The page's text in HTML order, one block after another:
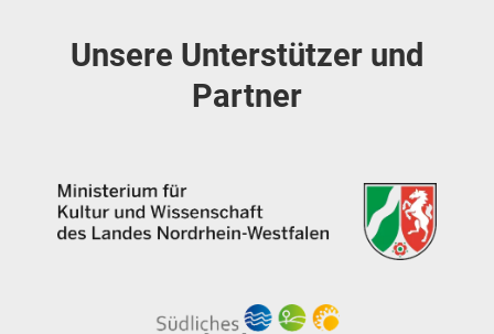
Unsere Unterstützer und
Partner